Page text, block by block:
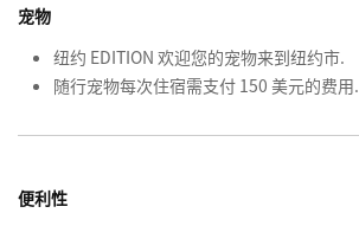
宠物
纽约 EDITION 欢迎您的宠物来到纽约市.
随行宠物每次住宿需支付 150 美元的费用.
便利性